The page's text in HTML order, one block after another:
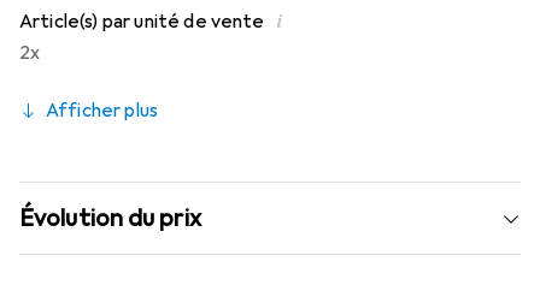
Article(s) par unité de vente i
2x
Afficher plus
Évolution du prix